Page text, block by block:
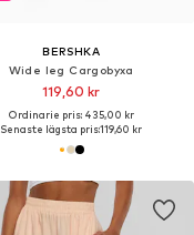
BERSHKA
Wide leg Cargobyxa
119,60 kr
Ordinarie pris: 435,00 kr
Senaste lägsta pris:119,60 kr